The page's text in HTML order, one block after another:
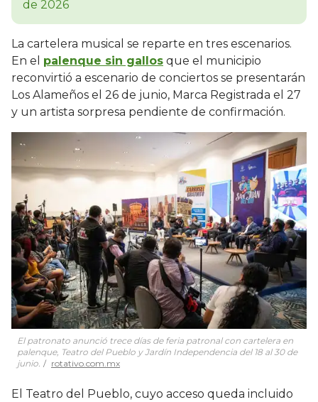
La cartelera musical se reparte en tres escenarios.
En el palenque sin gallos que el municipio
reconvirtió a escenario de conciertos se presentarán
Los Alameños el 26 de junio, Marca Registrada el 27
y un artista sorpresa pendiente de confirmación.
El patronato anunció trece días de feria patronal con cartelera en
palenque, Teatro del Pueblo y Jardín Independencia del 18 al 30 de
junio.
rotativo.com.mx
El Teatro del Pueblo, cuyo acceso queda incluido